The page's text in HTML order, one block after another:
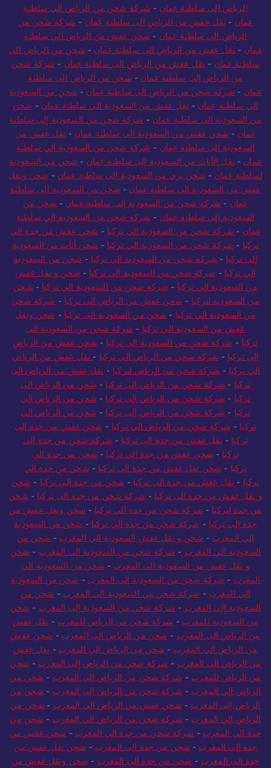
سلطنة عمان -شحن من الرياض الي سلطنة عمان- شحن عفش من
الرياض الى سلطنة عمان-
شركة شحن من الرياض الي سلطنة
عمان- نقل عفش من الرياض الى سلطنة عُمان-شركة شحن من
الرياض الي سلطنة عمان
-شحن عفش من الرياض الي سلطنة
عمان- نقل عفش من الرياض الى سلطنة عمان- شحن من الرياض الى
سلطنة عمان- نقل عفش من الرياض الى سلطنة عمان-
شركة شحن
من الرياض إلى سلطنة عمان- شحن من الرياض الي سلطنة
عمان - شركة شحن من الرياض الي سلطنة عمان -شحن من السعودية
الي سلطنة عمان -نقل عفش من السعودية الي سلطنة عمان -شحن
من السعودية الي سلطنة عمان-شركة شحن من السعودية إلى سلطنة
عمان-شحن عفش من السعودية الي سلطنة عمان-نقل عفش من
السعودية الي سلطنة عمان-شركة شحن من السعودية الي سلطنة
عمان- نقل الأثاث من السعودية إلى سلطنة عمان- شحن من السعودية
لسلطنة عمان-شحن بري من السعودية الي سلطنة عمان-شحن ونقل
عفش من السعودية الي سلطنة عمان-شحن من السعودية الى سلطنة
عمان- شركة شحن من السعودية إلى سلطنة عمان- شحن من
السعودية الي سلطنة عمان-شركة شحن من السعودية الي سلطنة
عمان - شركة شحن من السعودية الي تركيا - شحن عفش من جدة الى
تركيا-شركة شحن من السعودية الي تركيا-شحن أثاث من السعودية
الى تركيا- شركة شحن من السعودية الي تركيا- شحن من السعودية
الي تركيا-شركة شحن من السعودية الى تركيا-شحن و نقل عفش
من السعودية الي تركيا-شركة شحن من السعودية الي تركيا- شحن
من السعودية لتركيا-شحن عفش من الرياض الى تركيا - شركة شحن
من السعودية الي تركيا -شحن من السعودية الى تركيا-شحن ونقل
عفش من السعودية الي تركيا-شركة شحن من السعودية الى
تركيا-شركة شحن من السعودية إلى تركيا- شحن عفش من الرياض
الى تركيا -شركة شحن من الرياض الي تركيا-
نقل عفش من الرياض
الي تركيا-شركة شحن من الرياض لتركيا- نقل عفش من الرياض الى
تركيا - شركة شحن من الرياض الى تركيا - شحن من الرياض الى
تركيا - شركة شحن من الرياض الى تركيا - شحن من الرياض الي
تركيا -شركة شحن من الرياض إلى تركيا -شحن من الرياض الي
تركيا- شركة شحن من الرياض الي تركيا- شحن عفش من جدة الى
تركيا- نقل عفش من جدة الى تركيا-شركة شحن من جدة الى
تركيا -شحن عفش من جدة الي تركيا- شحن من جدة الى
تركيا- شحن نقل عفش من جدة الى تركيا - شحن من جدة الي
تركيا
-نقل عفش من جدة الى تركيا- شحن من جدة إلى تركيا- شحن
و نقل عفش من جدة الى تركيا- شركة شحن من جدة الى تركيا-شحن
من جدة لتركيا- شركة شحن من جدة الي تركيا- شحن ونقل عفش من
جدة إلى تركيا-شركة شحن من جدة الي تركيا -شحن من السعودية
الي المغرب
-شحن و نقل عفش السعودية الي المغرب-شحن من
السعودية الي المغرب-شركة شحن من السعودية الى المغرب-شحن
و نقل عفش من السعودية الي المغرب-شحن من السعودية الي
المغرب-شركة شحن من السعودية الي المغرب-شحن من السعودية
الي المغرب-شركة شحن من السعودية الي المغرب-شحن من
السعودية إلى المغرب - شركة شحن من السعودية إلى المغرب -شحن
من السعودية للمغرب - شركة شحن من الرياض للمغرب-نقل عفش
من الرياض الى المغرب -شحن من الرياض الى المغرب - شحن عفش
من الرياض الي المغرب-شحن من الرياض الي المغرب- نقل عفش
من الرياض الى المغرب-شركة شحن من الرياض إلى المغرب-شحن
من الرياض للمغرب - شركة شحن من الرياض الى المغرب - شحن من
الرياض الي المغرب- شركة شحن من الرياض الي المغرب - شحن من
الرياض إلى المغرب -شحن عفش من الرياض الى المغرب - شحن من
الرياض الي المغرب- شركة شحن من الرياض الي المغرب- شحن من
جدة الى المغرب -شركة شحن من جدة الي المغرب- شحن عفش من
جدة الى المغرب -شحن من جدة الى المغرب -شحن نقل عفش من